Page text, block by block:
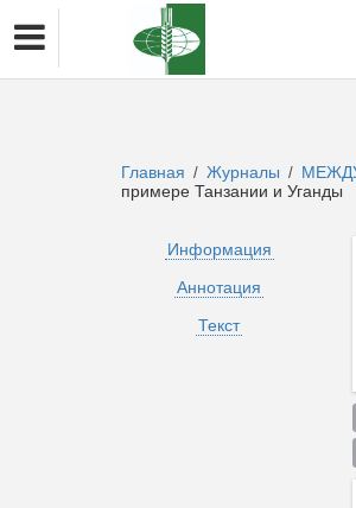
Главная / Журналы /
примере Танзании и Уганды
Информация
Аннотация
Текст